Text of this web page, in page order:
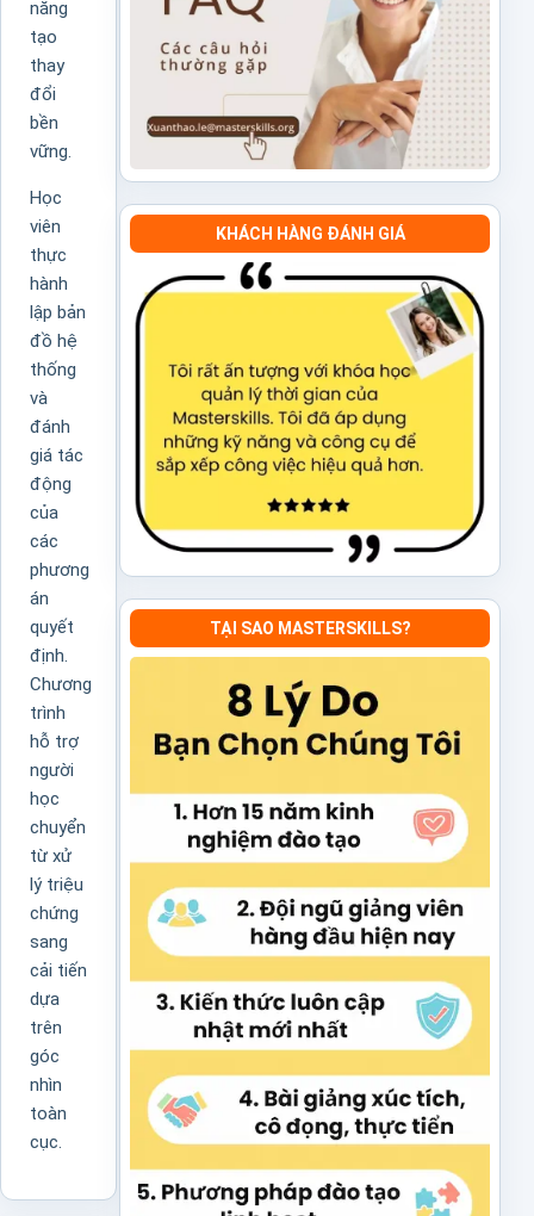
năng
tạo
thay
đổi
bền
vững.
Học
viên
thực
hành
lập bản
đồ hệ
thống
và
đánh
giá tác
động
của
các
phương
án
quyết
định.
Chương
trình
hỗ trợ
người
học
chuyển
từ xử
lý triệu
chứng
sang
cải tiến
dựa
trên
góc
nhìn
toàn
cục.
KHÁCH HÀNG ĐÁNH GIÁ
TẠI SAO MASTERSKILLS?